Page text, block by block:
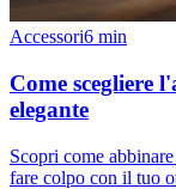
Accessori6 min
Come scegliere
elegante
Scopri come
fare colpo con il tuo